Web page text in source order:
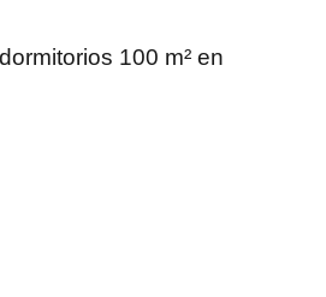
100 m² en